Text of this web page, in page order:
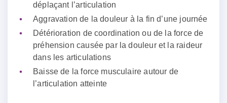
déplaçant l’articulation
Aggravation de la douleur à la fin d’une journée
Détérioration de coordination ou de la force de
préhension causée par la douleur et la raideur
dans les articulations
Baisse de la force musculaire autour de
l’articulation atteinte